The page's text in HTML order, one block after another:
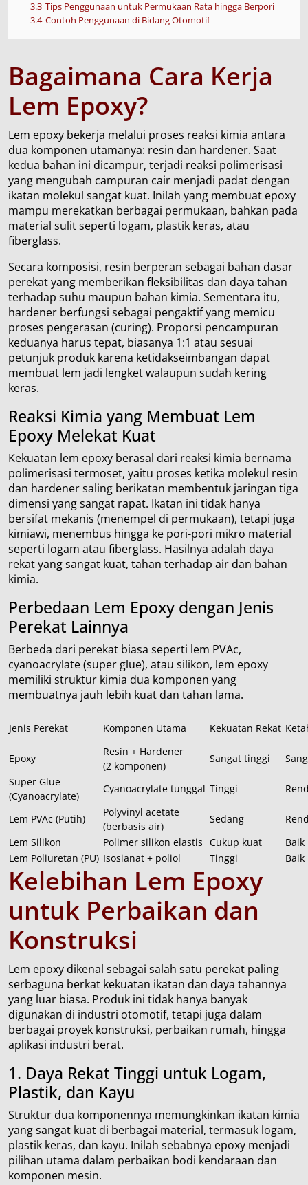
3.3 Tips Penggunaan untuk Permukaan Rata hingga Berpori
3.4 Contoh Penggunaan di Bidang Otomotif
Bagaimana Cara Kerja
Lem Epoxy?
Lem epoxy bekerja melalui proses reaksi kimia antara
dua komponen utamanya: resin dan hardener. Saat
kedua bahan ini dicampur, terjadi reaksi polimerisasi
yang mengubah campuran cair menjadi padat dengan
ikatan molekul sangat kuat. Inilah yang membuat epoxy
mampu merekatkan berbagai permukaan, bahkan pada
material sulit seperti logam, plastik keras, atau
fiberglass.
Secara komposisi, resin berperan sebagai bahan dasar
perekat yang memberikan fleksibilitas dan daya tahan
terhadap suhu maupun bahan kimia. Sementara itu,
hardener berfungsi sebagai pengaktif yang memicu
proses pengerasan (curing). Proporsi pencampuran
keduanya harus tepat, biasanya 1:1 atau sesuai
petunjuk produk karena ketidakseimbangan dapat
membuat lem jadi lengket walaupun sudah kering
keras.
Reaksi Kimia yang Membuat Lem
Epoxy Melekat Kuat
Kekuatan lem epoxy berasal dari reaksi kimia bernama
polimerisasi termoset, yaitu proses ketika molekul resin
dan hardener saling berikatan membentuk jaringan tiga
dimensi yang sangat rapat. Ikatan ini tidak hanya
bersifat mekanis (menempel di permukaan), tetapi juga
kimiawi, menembus hingga ke pori-pori mikro material
seperti logam atau fiberglass. Hasilnya adalah daya
rekat yang sangat kuat, tahan terhadap air dan bahan
kimia.
Perbedaan Lem Epoxy dengan Jenis
Perekat Lainnya
Berbeda dari perekat biasa seperti lem PVAc,
cyanoacrylate (super glue), atau silikon, lem epoxy
memiliki struktur kimia dua komponen yang
membuatnya jauh lebih kuat dan tahan lama.
Jenis Perekat Komponen Utama Kekuatan Rekat
Epoxy
Resin + Hardener
(2 komponen)
Sangat tinggi
Super Glue
(Cyanoacrylate)
Cyanoacrylate tunggal Tinggi
Lem PVAc (Putih)
Polyvinyl acetate
(berbasis air)
Sedang
Lem Silikon
Polimer silikon elastis Cukup kuat
Baik
Lem Poliuretan (PU) Isosianat + poliol Tinggi Baik
Kelebihan Lem Epoxy
untuk Perbaikan dan
Konstruksi
Lem epoxy dikenal sebagai salah satu perekat paling
serbaguna berkat kekuatan ikatan dan daya tahannya
yang luar biasa. Produk ini tidak hanya banyak
digunakan di industri otomotif, tetapi juga dalam
berbagai proyek konstruksi, perbaikan rumah, hingga
aplikasi industri berat.
1. Daya Rekat Tinggi untuk Logam,
Plastik, dan Kayu
Struktur dua komponennya memungkinkan ikatan kimia
yang sangat kuat di berbagai material, termasuk logam,
plastik keras, dan kayu. Inilah sebabnya epoxy menjadi
pilihan utama dalam perbaikan bodi kendaraan dan
komponen mesin.